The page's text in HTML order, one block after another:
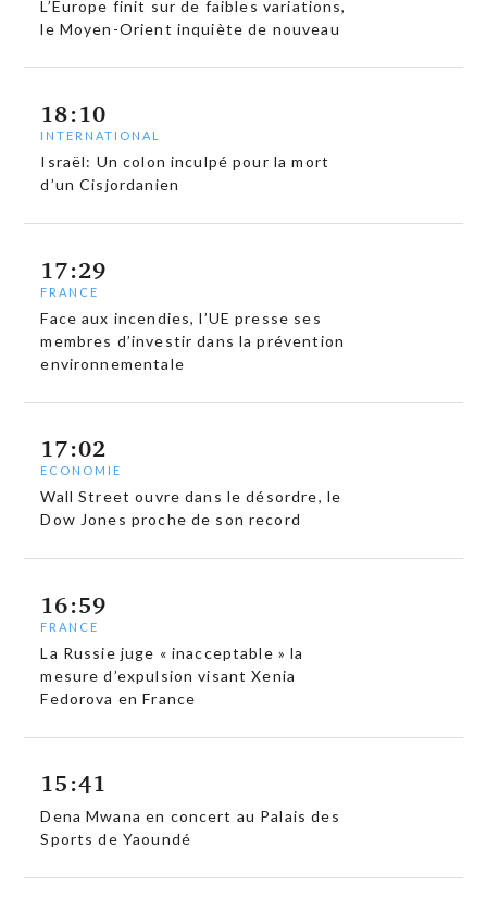
L’Europe finit sur de faibles variations,
le Moyen-Orient inquiète de nouveau
18:10
INTERNATIONAL
Israël: Un colon inculpé pour la mort
d’un Cisjordanien
17:29
FRANCE
Face aux incendies, l’UE presse ses
membres d’investir dans la prévention
environnementale
17:02
ECONOMIE
Wall Street ouvre dans le désordre, le
Dow Jones proche de son record
16:59
FRANCE
La Russie juge « inacceptable » la
mesure d’expulsion visant Xenia
Fedorova en France
15:41
Dena Mwana en concert au Palais des
Sports de Yaoundé